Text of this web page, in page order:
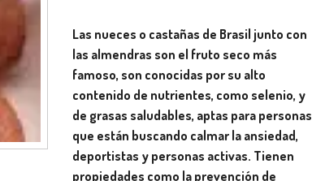
Las nueces o castañas de Brasil junto con
las almendras son el fruto seco más
famoso, son conocidas por su alto
contenido de nutrientes, como selenio, y
de grasas saludables, aptas para personas
que están buscando calmar la ansiedad,
deportistas y personas activas. Tienen
propiedades como la prevención de